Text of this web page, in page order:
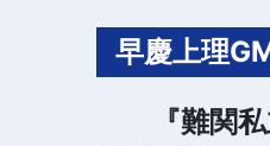
早慶上理
『難関